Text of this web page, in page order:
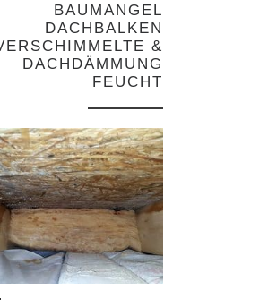
BAUMANGEL
DACHBALKEN
&
DACHDÄMMUNG
FEUCHT